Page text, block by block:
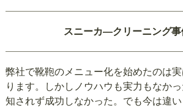
スニーカ―クリーニング事
弊社で靴鞄のメニュー化を始めたのは
ります。しかしノウハウも実力もなか
知されず成功しなかった。でも今は違